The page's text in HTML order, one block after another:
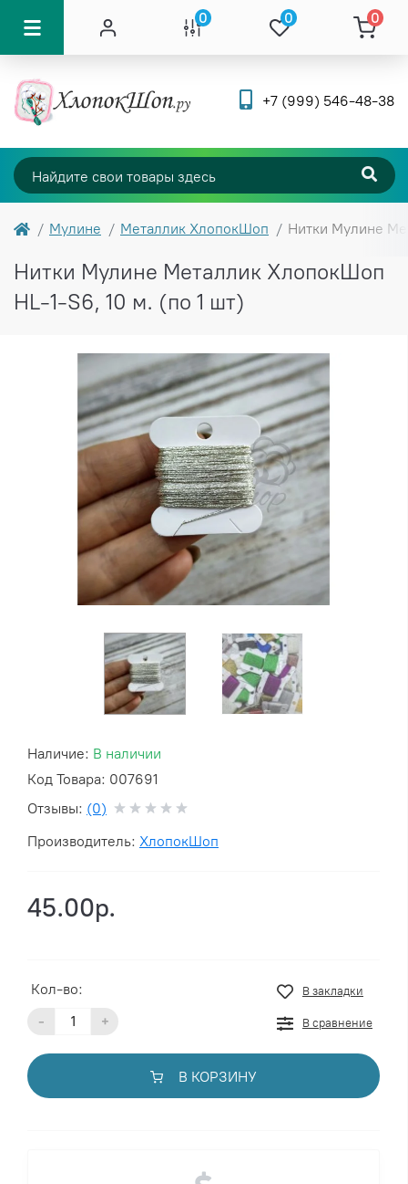
0 0 0
+7 (999) 546-48-38
Мулине Металлик ХлопокШоп Нитки Мулине
Нитки Мулине Металлик ХлопокШоп
HL-1-S6, 10 м. (по 1 шт)
Наличие: В наличии
Код Товара: 007691
Отзывы: (0)
Производитель: ХлопокШоп
45.00р.
Кол-во:
- +
В закладки
В сравнение
В КОРЗИНУ